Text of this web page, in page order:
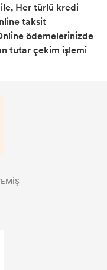
Her türlü kredi
taksit
ödemelerinizde
tutar çekim işlemi